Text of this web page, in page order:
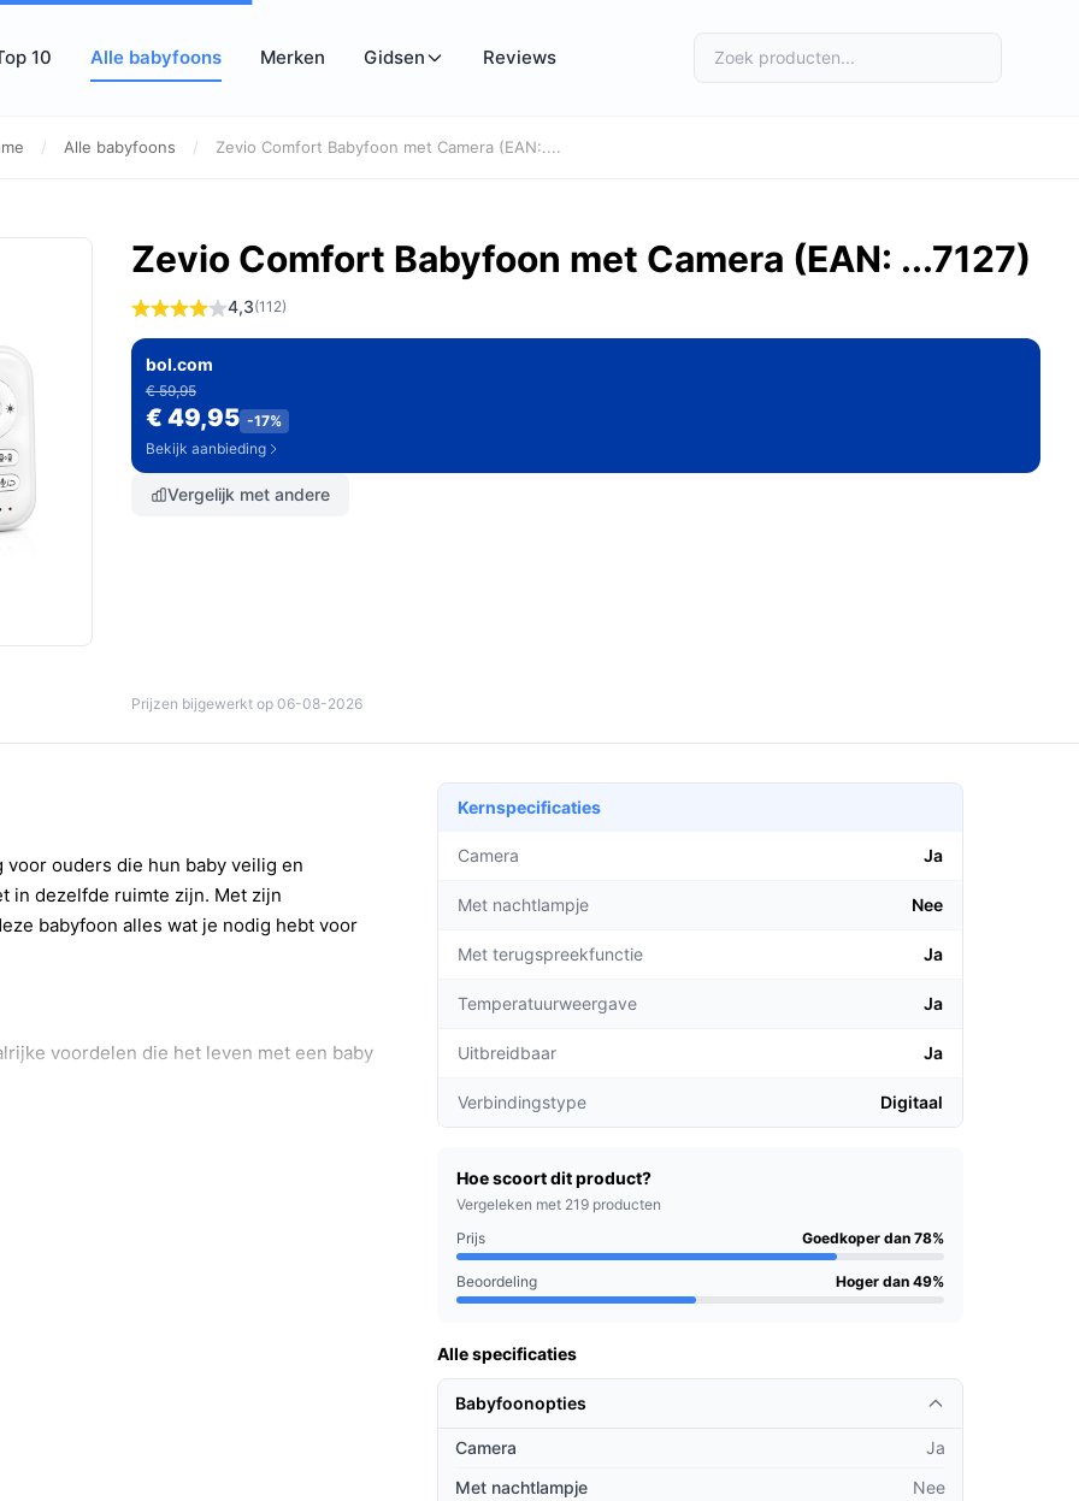
10 Alle babyfoons Merken Gidsen Reviews
/ Alle babyfoons / Zevio Comfort Babyfoon met Camera (EAN:....
Zevio Comfort Babyfoon met Camera (EAN: ...7127)
4,3(112)
bol.com
€ 59,95
€ 49,95 -17%
Bekijk aanbieding
Vergelijk met andere
Prijzen bijgewerkt op 06-08-2026
ouders die hun baby veilig en
in dezelfde ruimte zijn. Met zijn
babyfoon alles wat je nodig hebt voor
voordelen die het leven met een baby
Kernspecificaties
Camera Ja
Met nachtlampje Nee
Met terugspreekfunctie Ja
Temperatuurweergave Ja
Uitbreidbaar Ja
Verbindingstype Digitaal
Hoe scoort dit product?
Vergeleken met 219 producten
Prijs
Goedkoper dan 78%
Beoordeling Hoger dan 49%
Alle specificaties
Babyfoonopties
Camera
Ja
Met nachtlampje
Nee